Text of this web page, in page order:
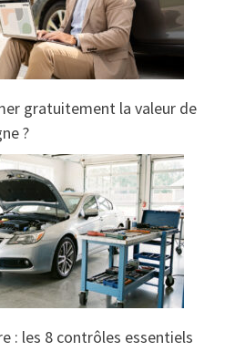
gratuitement la valeur de
?
: les 8 contrôles essentiels